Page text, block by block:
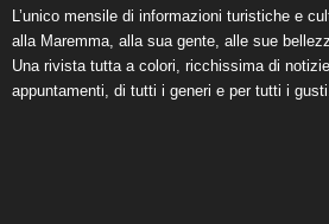
L’unico mensile di informazioni turistiche e
alla Maremma, alla sua gente, alle sue
Una rivista tutta a colori, ricchissima di
appuntamenti, di tutti i generi e per tutti i gusti.